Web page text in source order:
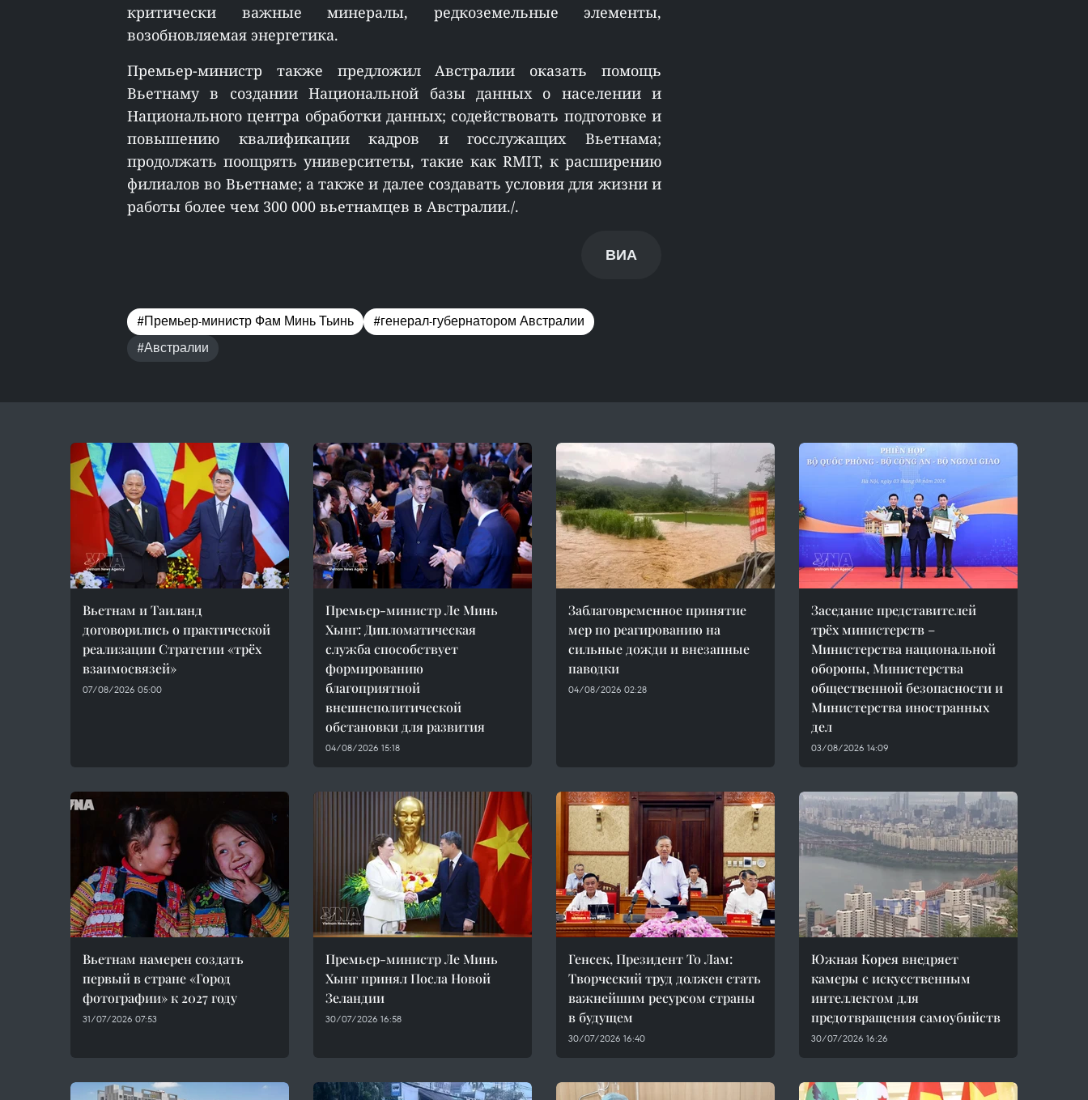
критически важные минералы, редкоземельные элементы,
возобновляемая энергетика.
Премьер-министр также предложил Австралии оказать помощь
Вьетнаму в создании Национальной базы данных о населении и
Национального центра обработки данных; содействовать подготовке и
повышению квалификации кадров и госслужащих Вьетнама;
продолжать поощрять университеты, такие как RMIT, к расширению
филиалов во Вьетнаме; а также и далее создавать условия для жизни и
работы более чем 300 000 вьетнамцев в Австралии./.
ВИА
#Премьер-министр Фам Минь Тьинь
#генерал-губернатором Австралии
#Австралии
Вьетнам и Таиланд
договорились о практической
реализации Стратегии «трёх
взаимосвязей»
07/08/2026 05:00
Премьер-министр Ле Минь
Хынг: Дипломатическая
служба способствует
формированию
благоприятной
внешнеполитической
обстановки для развития
04/08/2026 15:18
Заблаговременное принятие
мер по реагированию на
сильные дожди и внезапные
паводки
04/08/2026 02:28
Заседание представителей
трёх министерств –
Министерства национальной
обороны, Министерства
общественной безопасности и
Министерства иностранных
дел
03/08/2026 14:09
Вьетнам намерен создать
первый в стране «Город
фотографии» к 2027 году
31/07/2026 07:53
Премьер-министр Ле Минь
Хынг принял Посла Новой
Зеландии
30/07/2026 16:58
Генсек, Президент То Лам:
Творческий труд должен стать
важнейшим ресурсом страны
в будущем
30/07/2026 16:40
Южная Корея внедряет
камеры с искусственным
интеллектом для
предотвращения самоубийств
30/07/2026 16:26